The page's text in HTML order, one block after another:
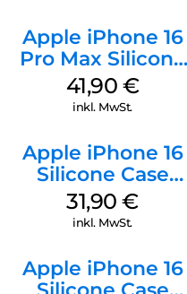
Apple iPhone 16
Pro Max Silicone
Case MagSafe
Ultramarine
41,90 €
inkl. MwSt.
Apple iPhone 16
Silicone Case
MagSafe Fuchsia
31,90€
inkl. MwSt.
Apple iPhone 16